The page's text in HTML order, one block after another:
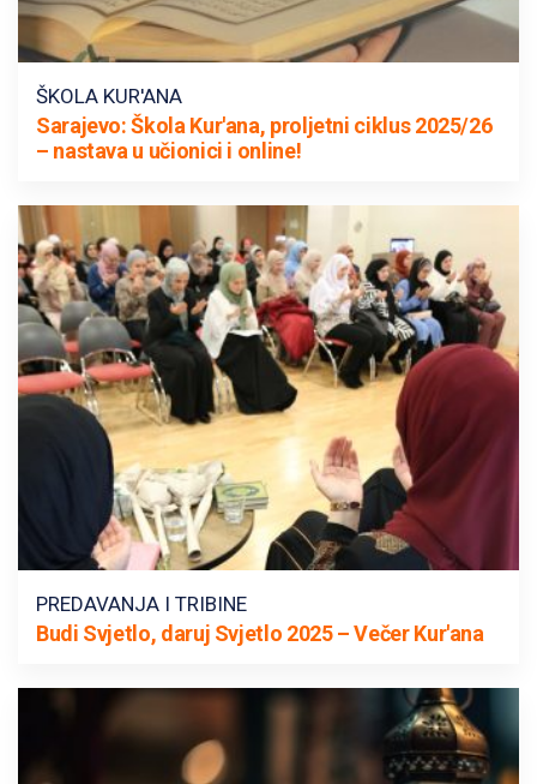
ŠKOLA KUR'ANA
Sarajevo: Škola Kur'ana, proljetni ciklus 2025/26
– nastava u učionici i online!
PREDAVANJA I TRIBINE
Budi Svjetlo, daruj Svjetlo 2025 – Večer Kur'ana